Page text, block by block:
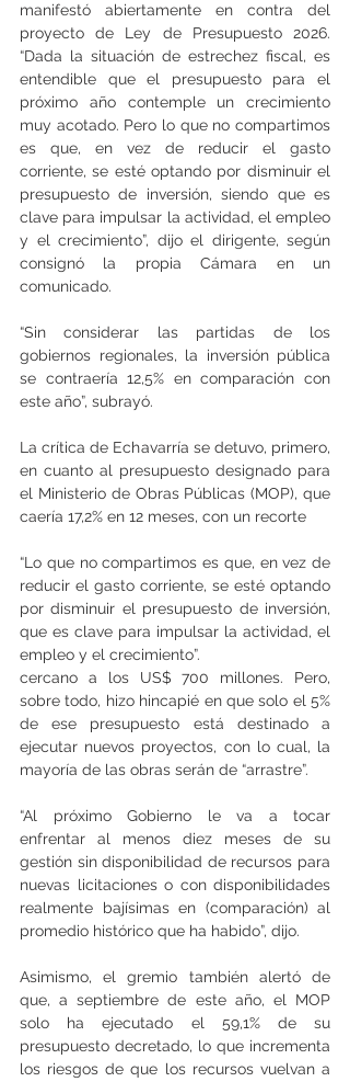
manifestó abiertamente en contra del
proyecto de Ley de Presupuesto 2026.
“Dada la situación de estrechez fiscal, es
entendible que el presupuesto para el
próximo año contemple un crecimiento
muy acotado. Pero lo que no compartimos
es que, en vez de reducir el gasto
corriente, se esté optando por disminuir el
presupuesto de inversión, siendo que es
clave para impulsar la actividad, el empleo
y el crecimiento”, dijo el dirigente, según
consignó la propia Cámara en un
comunicado.
“Sin considerar las partidas de los
gobiernos regionales, la inversión pública
se contraería 12,5% en comparación con
este año”, subrayó.
La crítica de Echavarría se detuvo, primero,
en cuanto al presupuesto designado para
el Ministerio de Obras Públicas (MOP), que
caería 17,2% en 12 meses, con un recorte
“Lo que no compartimos es que, en vez de
reducir el gasto corriente, se esté optando
por disminuir el presupuesto de inversión,
que es clave para impulsar la actividad, el
empleo y el crecimiento”.
cercano a los US$ 700 millones. Pero,
sobre todo, hizo hincapié en que solo el 5%
de ese presupuesto está destinado a
ejecutar nuevos proyectos, con lo cual, la
mayoría de las obras serán de “arrastre”.
“Al próximo Gobierno le va a tocar
enfrentar al menos diez meses de su
gestión sin disponibilidad de recursos para
nuevas licitaciones o con disponibilidades
realmente bajísimas en (comparación) al
promedio histórico que ha habido”, dijo.
Asimismo, el gremio también alertó de
que, a septiembre de este año, el MOP
solo ha ejecutado el 59,1% de su
presupuesto decretado, lo que incrementa
los riesgos de que los recursos vuelvan a